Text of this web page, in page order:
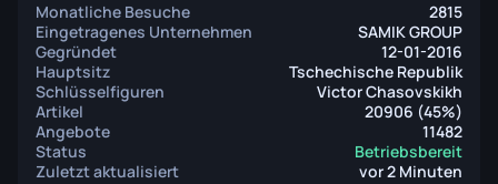
Monatliche Besuche
2815
Eingetragenes Unternehmen
SAMIK GROUP
Gegründet
12-01-2016
Hauptsitz
Tschechische Republik
Schlüsselfiguren
Victor Chasovskikh
Artikel
20906 (45%)
Angebote
11482
Status
Betriebsbereit
Zuletzt aktualisiert
vor 2 Minuten